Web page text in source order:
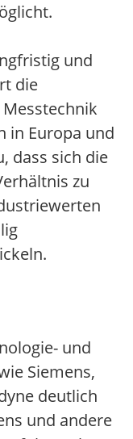
und
die
in Europa und
dass sich die
zu
und
Siemens,
deutlich
und andere